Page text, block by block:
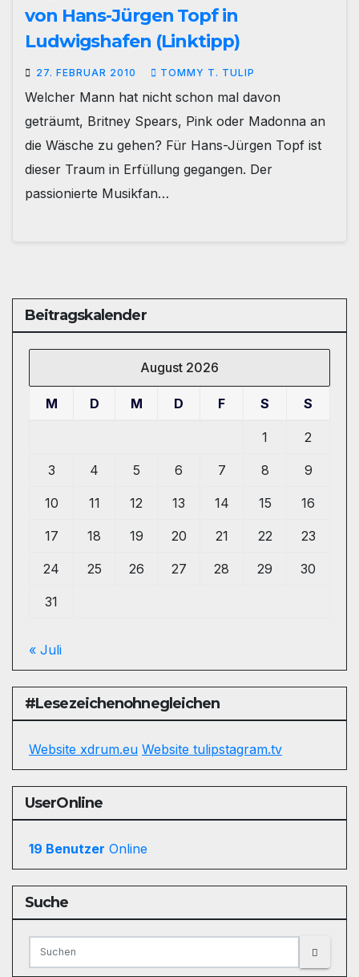
von Hans-Jürgen Topf in
Ludwigshafen (Linktipp)
27. FEBRUAR 2010 TOMMY T. TULIP
Welcher Mann hat nicht schon mal davon
geträumt, Britney Spears, Pink oder Madonna an
die Wäsche zu gehen? Für Hans-Jürgen Topf ist
dieser Traum in Erfüllung gegangen. Der
passionierte Musikfan…
Beitragskalender
August 2026
M D M D F S S
1 2
3 4 5 6 7 8 9
10 11 12 13 14 15 16
17 18 19 20 21 22 23
24 25 26 27 28 29 30
31
« Juli
#Lesezeichenohnegleichen
Website xdrum.eu Website tulipstagram.tv
UserOnline
19 Benutzer Online
Suche